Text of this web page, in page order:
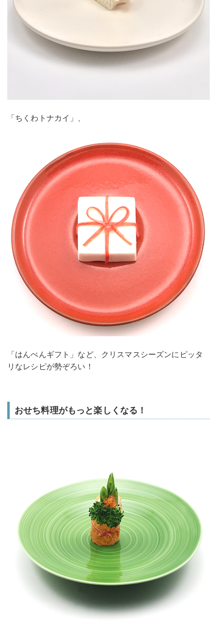
「ちくわトナカイ」、
「はんぺんギフト」など、クリスマスシーズンにピッタ
リなレシピが勢ぞろい！
おせち料理がもっと楽しくなる！